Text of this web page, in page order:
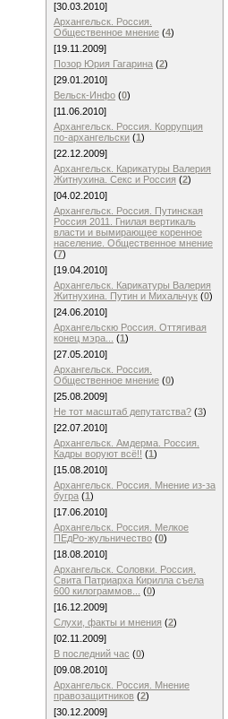
[30.03.2010]
Архангельск. Россия.
Общественное мнение (4)
[19.11.2009]
Позор Юрия Гагарина (2)
[29.01.2010]
Вельск-Инфо (0)
[11.06.2010]
Архангельск. Россия. Коррупция
по-архангельски (1)
[22.12.2009]
Архангельск. Карикатуры Валерия
Житнухина. Секс и Россия (2)
[04.02.2010]
Архангельск. Россия. Путинская
Россия 2011. Гнилая вертикаль
власти и вымирающее коренное
население. Общественное мнение
(7)
[19.04.2010]
Архангельск. Карикатуры Валерия
Житнухина. Путин и Михальчук (0)
[24.06.2010]
Архангельскю Россия. Оттягивая
конец мэра...
(1)
[27.05.2010]
Архангельск. Россия.
Общественное мнение (0)
[25.08.2009]
Не тот масштаб депутатства? (3)
[22.07.2010]
Архангельск. Амдерма. Россия.
Кадры воруют всё!! (1)
[15.08.2010]
Архангельск. Россия. Мнение из-за
бугра (1)
[17.06.2010]
Архангельск. Россия. Мелкое
ПЕдРо-жульничество (0)
[18.08.2010]
Архангельск. Соловки. Россия.
Свита Патриарха Кирилла съела
600 килограммов...
(0)
[16.12.2009]
Слухи, факты и мнения (2)
[02.11.2009]
В последний час (0)
[09.08.2010]
Архангельск. Россия. Мнение
правозащитников (2)
[30.12.2009]